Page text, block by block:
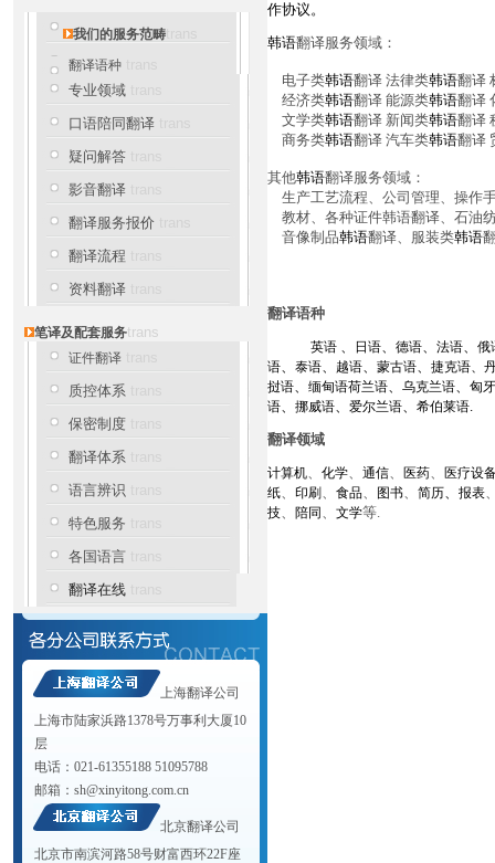
我们的服务范畴
翻译语种
专业领域
口语陪同翻译
疑问解答
影音翻译
翻译服务报价
翻译流程
资料翻译
笔译及配套服务trans
证件翻译
质控体系
保密制度
翻译体系
语言辨识
特色服务
各国语言
翻译在线
上海翻译公司
上海市陆家浜路1378号万事利大厦10
层
电话：021-61355188 51095788
邮箱： sh@xinyitong.com.cn
北京翻译公司
北京市南滨河路58号财富西环22F座
作协议。
韩语翻译服务领域：
电子类韩语翻译 法律类韩语翻译
经济类韩语翻译 能源类韩语翻译
文学类韩语翻译 新闻类韩语翻译
商务类韩语翻译 汽车类韩语翻译
其他韩语翻译服务领域：
生产工艺流程、公司管理、操作
教材、各种证件韩语翻译、石油
音像制品韩语翻译、服装类韩语
翻译语种
英语 、 日语、 德语、 法语、 俄
语、 泰语、 越语、 蒙古语、 捷克语、
挝语、 缅甸语荷兰语、 乌克兰语、 匈
语、 挪威语、 爱尔兰语、 希伯莱语.
翻译领域
计算机、 化学、 通信、 医药、
医疗设
纸、 印刷 、 食品、 图书、 简历、 报表
技、 陪同 、 文学等.